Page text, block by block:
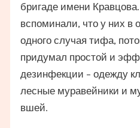
бригаде имени
вспоминали, что у них в
одного случая тифа,
придумал простой и
дезинфекции – одежду
лесные муравейники и
вшей.